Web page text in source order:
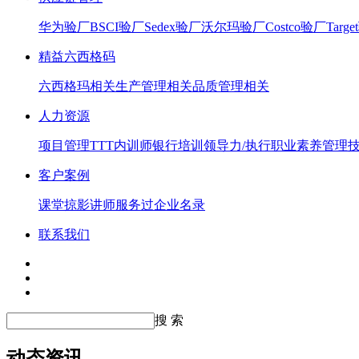
华为验厂BSCI验厂Sedex验厂沃尔玛验厂Costco验厂
精益六西格码
六西格玛相关生产管理相关品质管理相关
人力资源
项目管理TTT内训师银行培训 领导力/执行职业素养管理
客户案例
课堂掠影讲师服务过企业名录
联系我们
搜 索